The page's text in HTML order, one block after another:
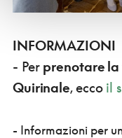
INFORMAZIONI
- Per prenotare la
Quirinale, ecco il
- Informazioni per